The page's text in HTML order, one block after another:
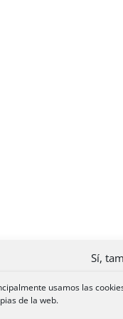
Sí,
usamos las
de la web.